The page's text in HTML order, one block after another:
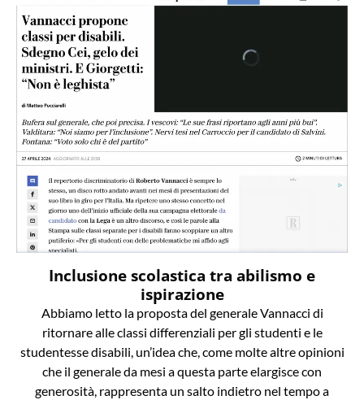
Inclusione scolastica tra abilismo e
ispirazione
Abbiamo letto la proposta del generale Vannacci di
ritornare alle classi differenziali per gli studenti e le
studentesse disabili, un’idea che, come molte altre opinioni
che il generale da mesi a questa parte elargisce con
generosità, rappresenta un salto indietro nel tempo a